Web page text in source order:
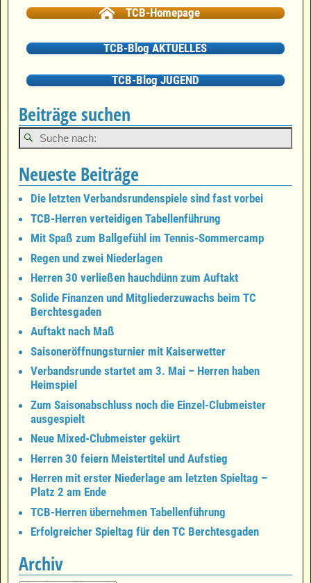
TCB-Homepage
TCB-Blog AKTUELLES
TCB-Blog JUGEND
Beiträge suchen
Neueste Beiträge
Die letzten Verbandsrundenspiele sind fast vorbei
TCB-Herren verteidigen Tabellenführung
Mit Spaß zum Ballgefühl im Tennis-Sommercamp
Regen und zwei Niederlagen
Herren 30 verließen hauchdünn zum Auftakt
Solide Finanzen und Mitgliederzuwachs beim TC
Berchtesgaden
Auftakt nach Maß
Saisoneröffnungsturnier mit Kaiserwetter
Verbandsrunde startet am 3. Mai – Herren haben
Heimspiel
Zum Saisonabschluss noch die Einzel-Clubmeister
ausgespielt
Neue Mixed-Clubmeister gekürt
Herren 30 feiern Meistertitel und Aufstieg
Herren mit erster Niederlage am letzten Spieltag –
Platz 2 am Ende
TCB-Herren übernehmen Tabellenführung
Erfolgreicher Spieltag für den TC Berchtesgaden
Archiv